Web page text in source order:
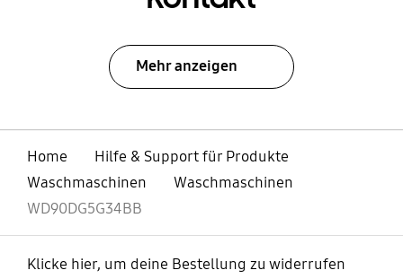
Mehr anzeigen
Home
Hilfe & Support für Produkte
Waschmaschinen
Waschmaschinen
WD90DG5G34BB
Klicke hier, um deine Bestellung zu widerrufen